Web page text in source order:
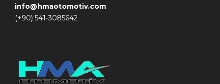
info@hmaotomotiv.com
(+90) 541-3085642